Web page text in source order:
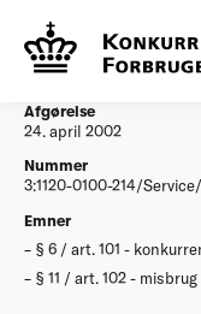
Afgørelser
Afgørelse
24. april 2002
Nummer
3:1120-0100-214/
Emner
§ 6 / art. 101 -
§ 11 / art. 102 -